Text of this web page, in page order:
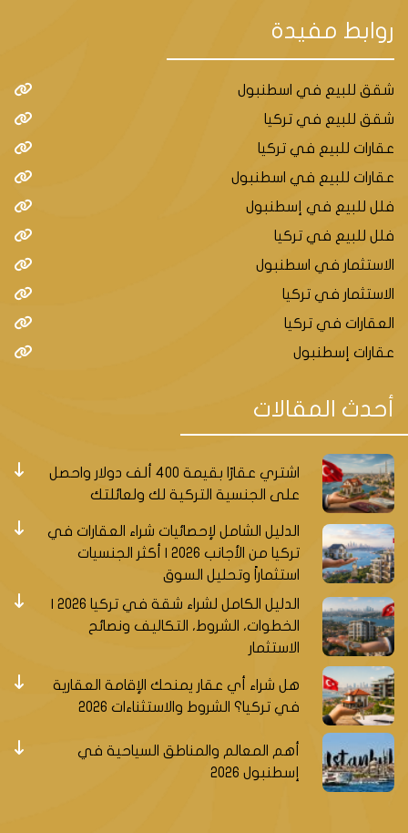
روابط مفيدة
شقق للبيع في اسطنبول
شقق للبيع في تركيا
عقارات للبيع في تركيا
عقارات للبيع في اسطنبول
فلل للبيع في إسطنبول
فلل للبيع في تركيا
الاستثمار في اسطنبول
الاستثمار في تركيا
العقارات في تركيا
عقارات إسطنبول
أحدث المقالات
اشتري عقارًا بقيمة 400 ألف دولار واحصل
على الجنسية التركية لك ولعائلتك
الدليل الشامل لإحصائيات شراء العقارات في
تركيا من الأجانب 2026 | أكثر الجنسيات
استثماراً وتحليل السوق
الخطوات، الشروط، التكاليف ونصائح
الاستثمار
هل شراء أي عقار يمنحك الإقامة العقارية
في تركيا؟ الشروط والاستثناءات 2026
أهم المعالم والمناطق السياحية في
إسطنبول 2026